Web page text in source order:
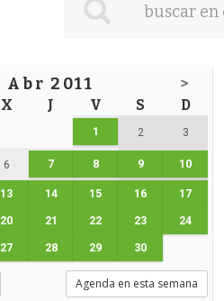
Abr 2011 >
X J V S D
1 2 3
6 7 8 9 10
13 14 15 16 17
20 21 22 23 24
27 28 29 30
Agenda en esta semana